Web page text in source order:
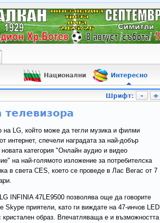
Национални Интересно
Шрифт: - +
на LG, който може да тегли музика и филми
интернет, спечели наградата за най-добър
новата категория "Онлайн аудио и видео
на най-голямото изложение за потребителска
в света CES, което се проведе в Лас Вегас от 7
INFINIA 47LE9500 позволява още да говорите
Skype приятели, като ги виждате на 47-инчов LED
кристален образ. Впечатляваща е и възможността